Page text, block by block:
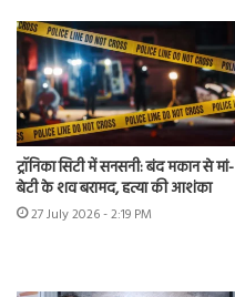
ट्रॉनिका सिटी में सनसनी: बंद मकान से मां-
बेटी के शव बरामद, हत्या की आशंका
27 July 2026 - 2:19 PM